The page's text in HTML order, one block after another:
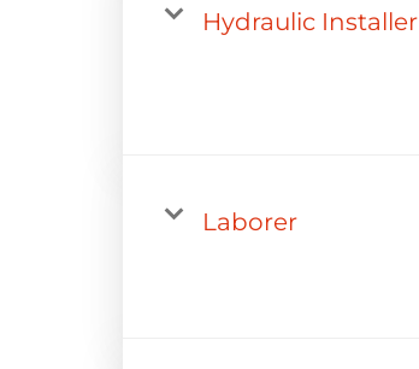
Hydraulic Installer
Laborer